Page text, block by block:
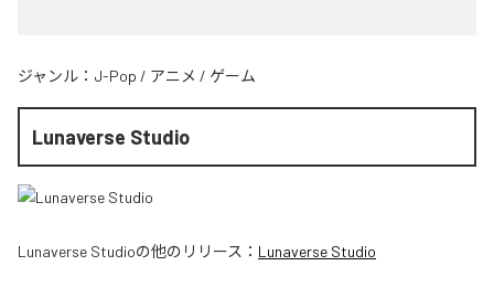
ジャンル： J-Pop / アニメ / ゲーム
Lunaverse Studio
Lunaverse Studioの他のリリース： Lunaverse Studio